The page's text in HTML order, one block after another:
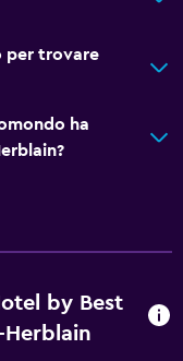
per trovare
ha
by Best
Herblain